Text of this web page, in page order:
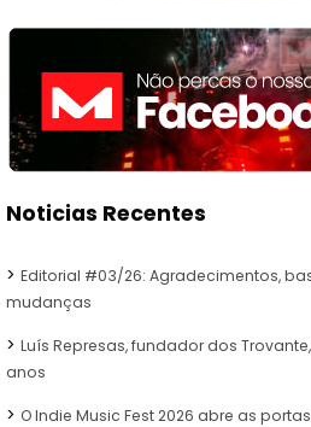
Noticias Recentes
Editorial #03/26: Agradecimentos,
mudanças
Luís Represas, fundador dos
anos
O Indie Music Fest 2026 abre as